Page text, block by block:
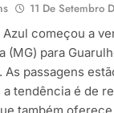
11 De Setembro
Azul começou a
(MG) para
As passagens
a tendência é de